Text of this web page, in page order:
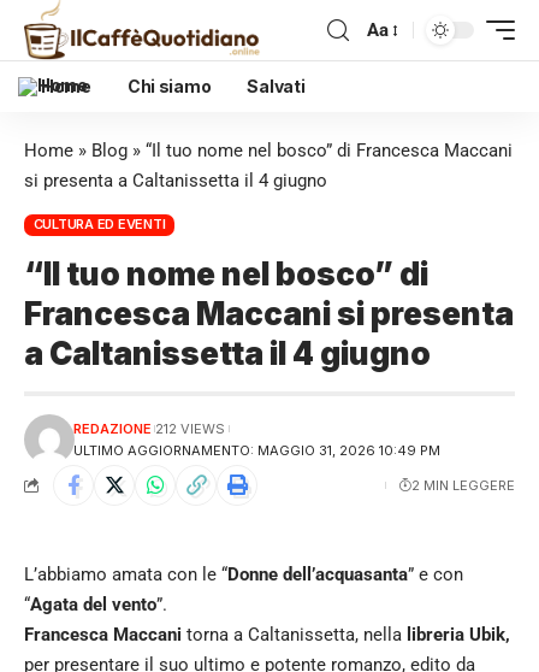
Aa
Home Chi siamo Salvati
Home » Blog » “Il tuo nome nel bosco” di Francesca Maccani
si presenta a Caltanissetta il 4 giugno
CULTURA ED EVENTI
“Il tuo nome nel bosco” di
Francesca Maccani si presenta
a Caltanissetta il 4 giugno
ULTIMO AGGIORNAMENTO: MAGGIO 31, 2026 10:49 PM
REDAZIONE 212 VIEWS
2 MIN LEGGERE
L’abbiamo amata con le “Donne dell’acquasanta” e con
“Agata del vento”.
Francesca Maccani torna a Caltanissetta, nella libreria Ubik,
per presentare il suo ultimo e potente romanzo, edito da